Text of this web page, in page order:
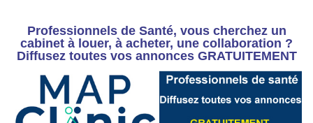
Professionnels de Santé, vous cherchez un
cabinet à louer, à acheter, une collaboration ?
Diffusez toutes vos annonces GRATUITEMENT